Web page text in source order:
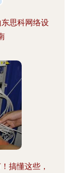
思科网络设
搞懂这些，